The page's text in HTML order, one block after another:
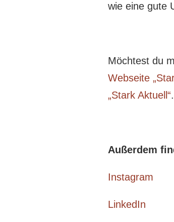
wie eine gute
Möchtest du
Webseite
„Stark Aktuell“.
Außerdem
Instagram
LinkedIn